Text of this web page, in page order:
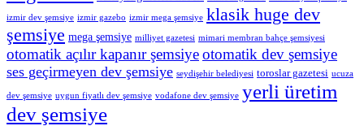
izmir dev şemsiye izmir gazebo izmir mega şemsiye klasik huge dev
şemsiye mega şemsiye milliyet gazetesi mimari membran bahçe şemsiyesi
otomatik açılır kapanır şemsiyeotomatik dev şemsiye
ses geçirmeyen dev şemsiye seydişehir belediyesi toroslar gazetesi ucuza
dev şemsiye uygun fiyatlı dev şemsiye vodafone dev şemsiye yerli üretim
dev şemsiye